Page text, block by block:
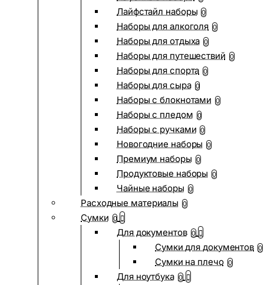
Лайфстайл наборы 0
Наборы для алкоголя 0
Наборы для отдыха 0
Наборы для путешествий 0
Наборы для спорта 0
Наборы для сыра 0
Наборы с блокнотами 0
Наборы с пледом 0
Наборы с ручками 0
Новогодние наборы 0
Премиум наборы 0
Продуктовые наборы 0
Чайные наборы 0
Расходные материалы 0
Сумки 0
Для документов 0
Сумки для документов 0
Сумки на плечо 0
Для ноутбука 0